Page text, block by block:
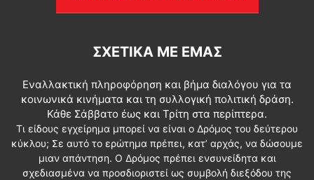
ΣΧΕΤΙΚΆ ΜΕ ΕΜΆΣ
Εναλλακτική πληροφόρηση και βήμα διαλόγου για τα
κοινωνικά κινήματα και τη συλλογική πολιτική δράση.
Κάθε Σάββατο έως και Τρίτη στα περίπτερα.
Τι είδους εγχείρημα μπορεί να είναι ο Δρόμος του δεύτερου
κύκλου; Σε αυτό το ερώτημα πρέπει, κατ’ αρχάς, να δώσουμε
μιαν απάντηση. Ο Δρόμος πρέπει ενσυνείδητα και
σχεδιασμένα να προσδιοριστεί ως συμβολή διεξόδου της